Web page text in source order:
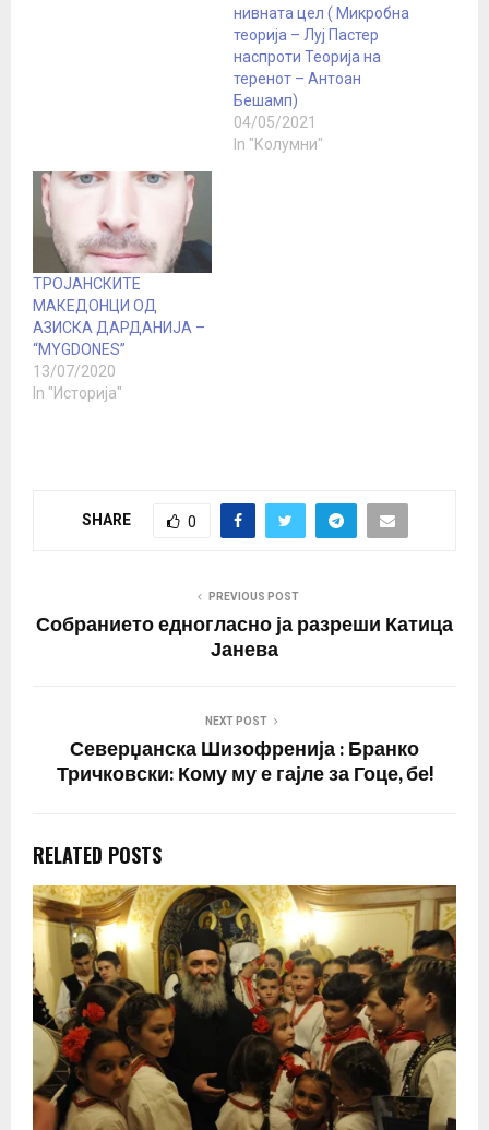
нивната цел ( Микробна
теорија – Луј Пастер
наспроти Теорија на
теренот – Антоан
Бешамп)
04/05/2021
In "Колумни"
ТРОЈАНСКИТЕ
МАКЕДОНЦИ ОД
АЗИСКА ДАРДАНИЈА –
“МYGDONES”
13/07/2020
In "Историја"
SHARE 0
PREVIOUS POST
Собранието едногласно ја разреши Катица
Јанева
NEXT POST
Северџанска Шизофренија : Бранко
Тричковски: Кому му е гајле за Гоце, бе!
RELATED POSTS